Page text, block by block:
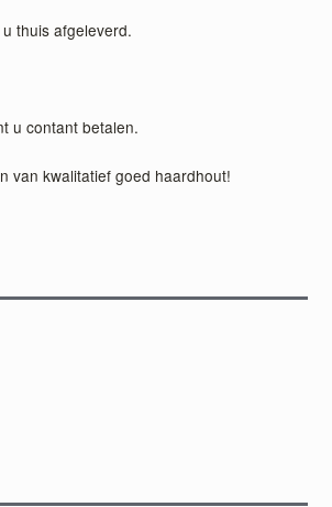
thuis afgeleverd.
u contant betalen.
van kwalitatief goed haardhout!